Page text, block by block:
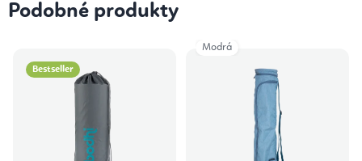
Podobné produkty
Bestseller
Modrá